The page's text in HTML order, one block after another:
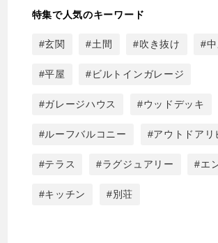
特集で人気のキーワード
玄関 土間 吹き抜け
平屋 ビルトインガレージ
ガレージハウス ウッドデッキ
ルーフバルコニー アウトドアリ
テラス ラグジュアリー エ
キッチン 別荘